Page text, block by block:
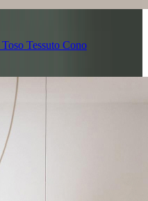
Tessuto Cono